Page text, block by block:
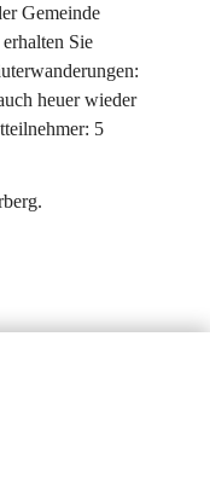
Gemeinde
Sie
heuer wieder
5